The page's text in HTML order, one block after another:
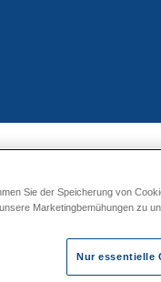
*H-1DS
standardisierte
Sie der Speicherung von
Marketingbemühungen zu
Nur essentielle